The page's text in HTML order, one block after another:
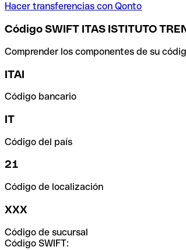
Hacer transferencias con Qonto
Código SWIFT ITAS ISTITUTO
Comprender los componentes de su
ITAI
Código bancario
IT
Código del país
21
Código de localización
XXX
Código de sucursal
Código SWIFT: